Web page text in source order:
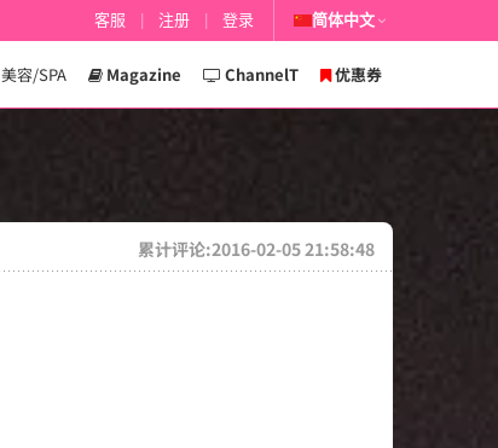
美容/SPA Magazine ChannelT 优惠券
客服 注册 登录 简体中文
累计评论:2016-02-05 21:58:48